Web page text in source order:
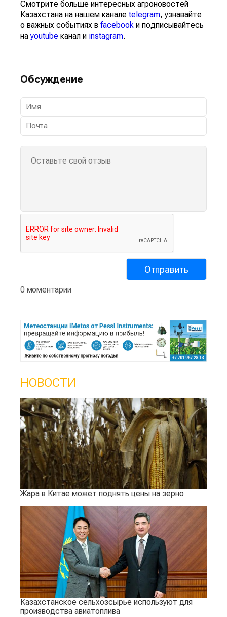
Смотрите больше интересных агроновостей
Казахстана на нашем канале telegram, узнавайте
о важных событиях в facebook и подписывайтесь
наyoutube канал и instagram.
Обсуждение
0 моментарии
НОВОСТИ
Жара в Китае может поднять цены на зерно
Казахстанское сельхозсырье используют для
производства авиатоплива